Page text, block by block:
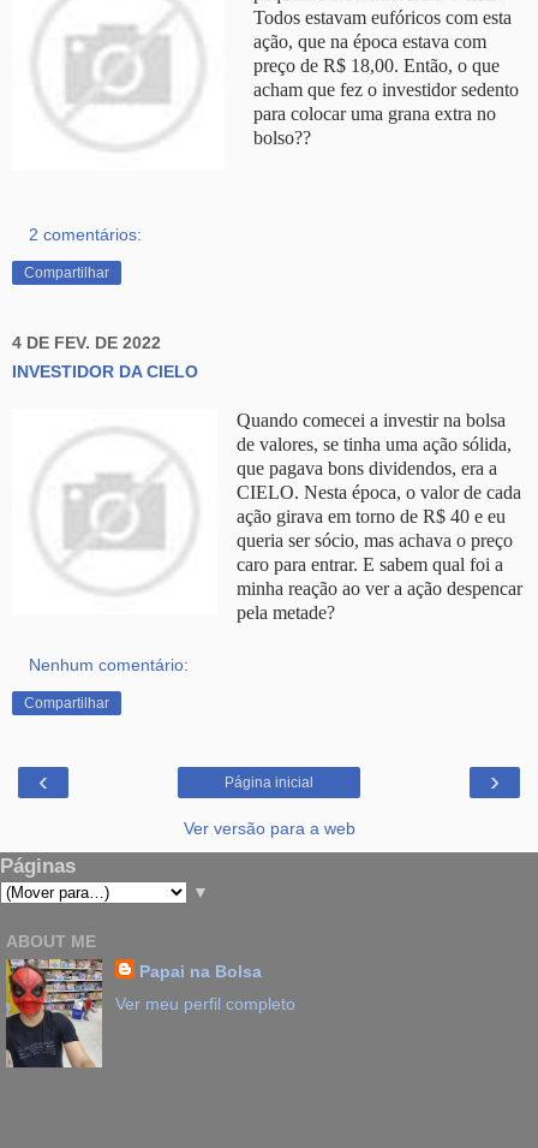
Todos estavam eufóricos com esta
ação, que na época estava com
preço de R$ 18,00. Então, o que
acham que fez o investidorsedento
para colocar uma grana extra no
bolso??
2 comentários:
Compartilhar
4 DE FEV. DE 2022
INVESTIDOR DA CIELO
Quando comecei a investir na bolsa
de valores, se tinha uma ação sólida,
que pagava bons dividendos, era a
CIELO. Nesta época, o valor de cada
ação girava em torno de R$ 40 e eu
queria ser sócio, mas achava o preço
caro para entrar. E sabem qual foi a
minha reação ao ver a ação despencar
pela metade?
Nenhum comentário:
Compartilhar
‹ ›
Página inicial
Ver versão para a web
Páginas
▼
ABOUT ME
Papai na Bolsa
Ver meu perfil completo